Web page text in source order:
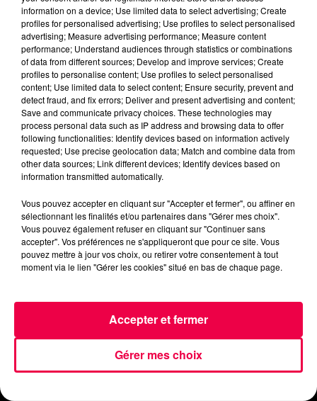
podcasts/2025/03/20250325-APERO-QUIZZ.mp3
ACCUEIL INFOS
EMISSIONS
AGENDA
JEUX
PODCASTS
information on a device; Use limited data to select advertising; Create
profiles for personalised advertising; Use profiles to select personalised
advertising; Measure advertising performance; Measure content
performance; Understand audiences through statistics or combinations
of data from different sources; Develop and improve services; Create
profiles to personalise content; Use profiles to select personalised
content; Use limited data to select content; Ensure security, prevent and
detect fraud, and fix errors; Deliver and present advertising and content;
Save and communicate privacy choices. These technologies may
process personal data such as IP address and browsing data to offer
following functionalities: Identify devices based on information actively
requested; Use precise geolocation data; Match and combine data from
other data sources; Link different devices; Identify devices based on
information transmitted automatically.
Vous pouvez accepter en cliquant sur "Accepter et fermer", ou affiner en
sélectionnant les finalités et/ou partenaires dans "Gérer mes choix".
Vous pouvez également refuser en cliquant sur "Continuer sans
accepter". Vos préférences ne s'appliqueront que pour ce site. Vous
pouvez mettre à jour vos choix, ou retirer votre consentement à tout
moment via le lien "Gérer les cookies" situé en bas de chaque page.
Gérer mes choix
Accepter et fermer